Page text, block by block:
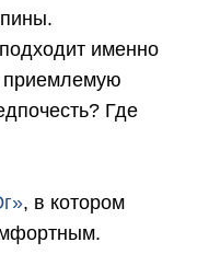
именно
приемлемую
Где
, в котором